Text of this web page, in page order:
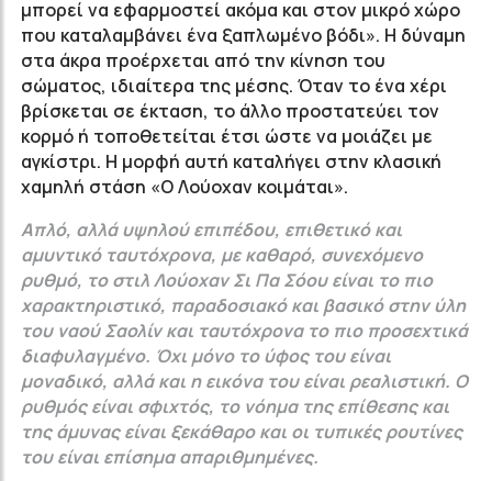
μπορεί να εφαρμοστεί ακόμα και στον μικρό χώρο
που καταλαμβάνει ένα ξαπλωμένο βόδι». Η δύναμη
στα άκρα προέρχεται από την κίνηση του
σώματος, ιδιαίτερα της μέσης. Όταν το ένα χέρι
βρίσκεται σε έκταση, το άλλο προστατεύει τον
κορμό ή τοποθετείται έτσι ώστε να μοιάζει με
αγκίστρι. Η μορφή αυτή καταλήγει στην κλασική
χαμηλή στάση «Ο Λούοχαν κοιμάται».
Απλό, αλλά υψηλού επιπέδου, επιθετικό και
αμυντικό ταυτόχρονα, με καθαρό, συνεχόμενο
ρυθμό, το στιλ Λούοχαν Σι Πα Σόου είναι το πιο
χαρακτηριστικό, παραδοσιακό και βασικό στην ύλη
του ναού Σαολίν και ταυτόχρονα το πιο προσεχτικά
διαφυλαγμένο. Όχι μόνο το ύφος του είναι
μοναδικό, αλλά και η εικόνα του είναι ρεαλιστική. Ο
ρυθμός είναι σφιχτός, το νόημα της επίθεσης και
της άμυνας είναι ξεκάθαρο και οι τυπικές ρουτίνες
του είναι επίσημα απαριθμημένες.